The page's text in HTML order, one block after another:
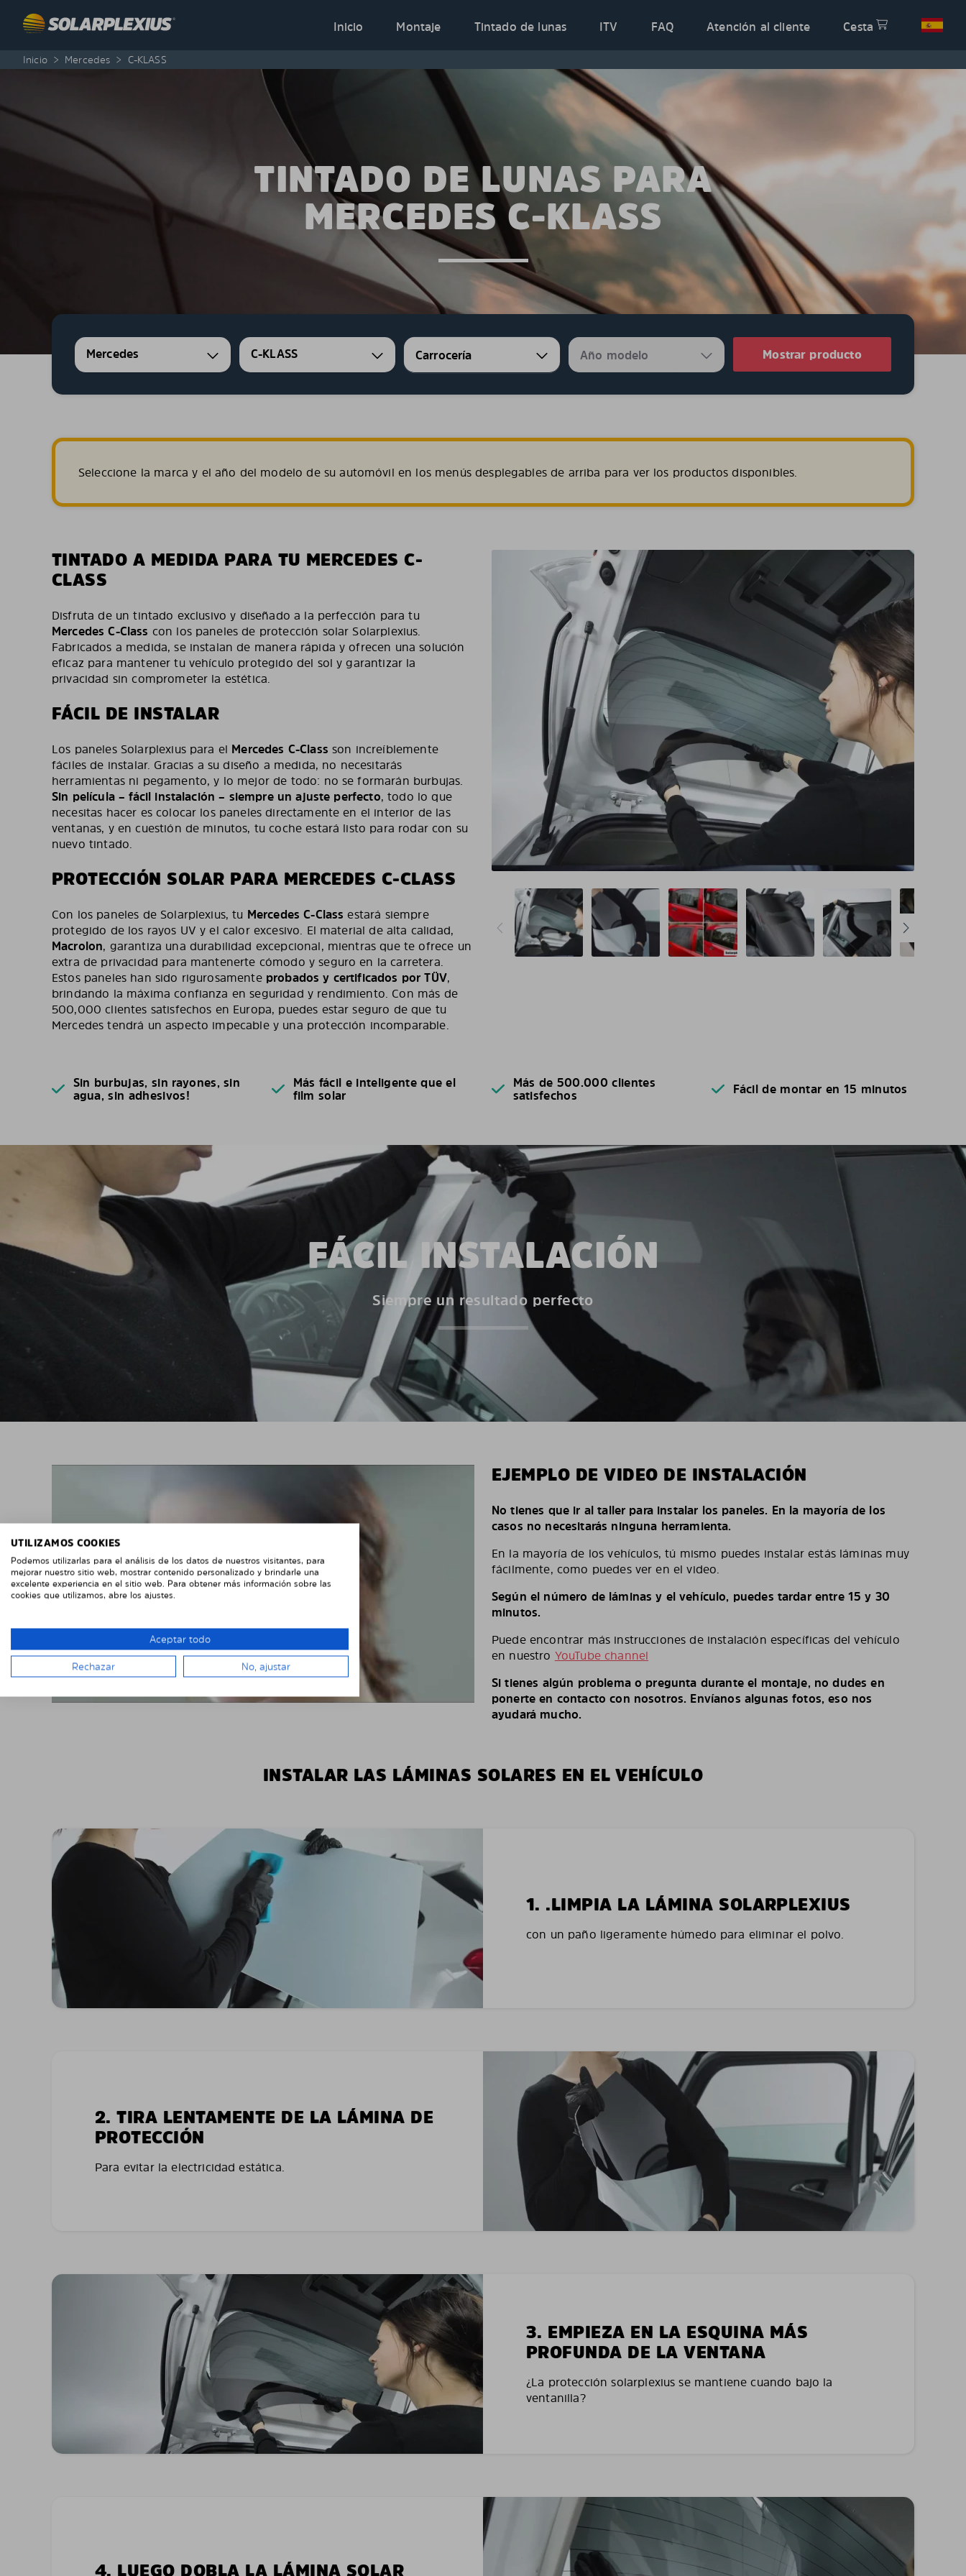
Inicio
Montaje Tintado de lunas ITV FAQ Atención al cliente Cesta
Inicio > Mercedes > C-KLASS
TINTADO DE LUNAS PARA
MERCEDES C-KLASS
Mercedes C-KLASS Mostrar producto
Seleccione la marca y el año del modelo de su automóvil en los menús desplegables de arriba para ver los productos disponibles.
TINTADO A MEDIDA PARA TU MERCEDES C-
CLASS
Disfruta de un tintado exclusivo y diseñado a la perfección para tu
Mercedes C-Class con los paneles de protección solar Solarplexius.
Fabricados a medida, se instalan de manera rápida y ofrecen una solución
eficaz para mantener tu vehículo protegido del sol y garantizar la
privacidad sin comprometer la estética.
FÁCIL DE INSTALAR
Los paneles Solarplexius para el Mercedes C-Class son increíblemente
fáciles de instalar. Gracias a su diseño a medida, no necesitarás
herramientas ni pegamento, y lo mejor de todo: no se formarán burbujas.
Sin película – fácil instalación – siempre un ajuste perfecto, todo lo que
necesitas hacer es colocar los paneles directamente en el interior de las
ventanas, y en cuestión de minutos, tu coche estará listo para rodar con su
nuevo tintado.
PROTECCIÓN SOLAR PARA MERCEDES C-CLASS
Con los paneles de Solarplexius, tu Mercedes C-Class estará siempre
protegido de los rayos UV y el calor excesivo. El material de alta calidad,
Macrolon, garantiza una durabilidad excepcional, mientras que te ofrece un
extra de privacidad para mantenerte cómodo y seguro en la carretera.
Estos paneles han sido rigurosamente probados y certificados por TÜV,
brindando la máxima confianza en seguridad y rendimiento. Con más de
500,000 clientes satisfechos en Europa, puedes estar seguro de que tu
Mercedes tendrá un aspecto impecable y una protección incomparable.
Sin burbujas, sin rayones, sin
agua, sin adhesivos!
Más fácil e inteligente que el
film solar
Más de 500.000 clientes
satisfechos
Fácil de montar en 15 minutos
FÁCIL INSTALACIÓN
Siempre un resultado perfecto
EJEMPLO DE VIDEO DE INSTALACIÓN
No tienes que ir al taller para instalar los paneles. En la mayoría de los
casos no necesitarás ninguna herramienta.
En la mayoría de los vehículos, tú mismo puedes instalar estás láminas muy
fácilmente, como puedes ver en el video.
Según el número de láminas y el vehículo, puedes tardar entre 15 y 30
minutos.
Puede encontrar más instrucciones de instalación específicas del vehículo
en nuestro YouTube channel
Si tienes algún problema o pregunta durante el montaje, no dudes en
ponerte en contacto con nosotros. Envíanos algunas fotos, eso nos
ayudará mucho.
INSTALAR LAS LÁMINAS SOLARES EN EL VEHÍCULO
1. .LIMPIA LA LÁMINA SOLARPLEXIUS
con un paño ligeramente húmedo para eliminar el polvo.
2. TIRA LENTAMENTE DE LA LÁMINA DE
PROTECCIÓN
Para evitar la electricidad estática.
3. EMPIEZA EN LA ESQUINA MÁS
PROFUNDA DE LA VENTANA
¿La protección solarplexius se mantiene cuando bajo la
ventanilla?
4. LUEGO DOBLA LA LÁMINA SOLAR
UTILIZAMOS COOKIES
Podemos utilizarlas para el análisis de los datos de nuestros visitantes, para
mejorar nuestro sitio web, mostrar contenido personalizado y brindarle una
excelente experiencia en el sitio web. Para obtener más información sobre las
cookies que utilizamos, abre los ajustes.
Aceptar todo
Rechazar No, ajustar